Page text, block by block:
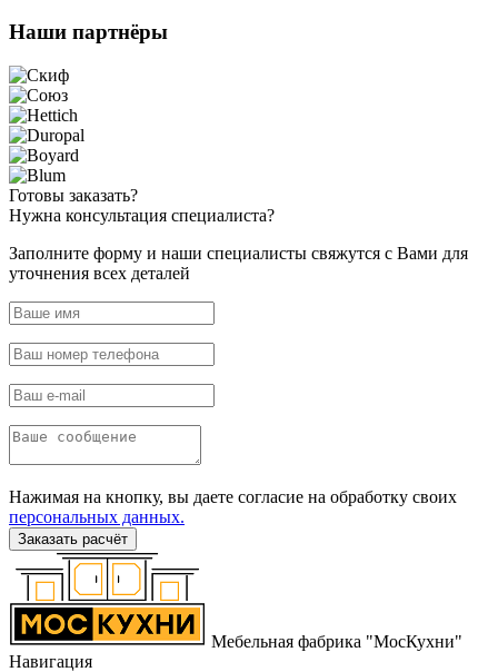
Наши партнёры
Готовы заказать?
Нужна консультация специалиста?
Заполните форму и наши специалисты свяжутся с Вами для
уточнения всех деталей
Нажимая на кнопку, вы даете согласие на обработку своих
персональных данных.
Заказать расчёт
Мебельная фабрика "МосКухни"
Навигация